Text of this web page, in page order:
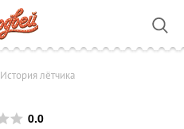
История лётчика
0.0